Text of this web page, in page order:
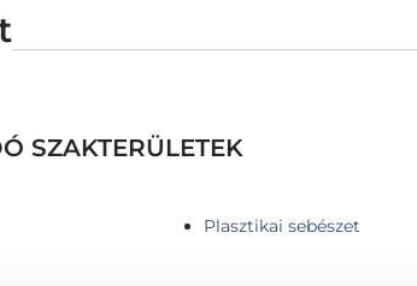
SZAKTERÜLETEK
Plasztikai sebészet